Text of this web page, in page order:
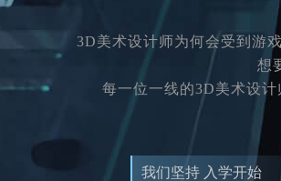
3D美术设计师为何会受到游
想
每一位一线的3D美术设
我们坚持 入学开始